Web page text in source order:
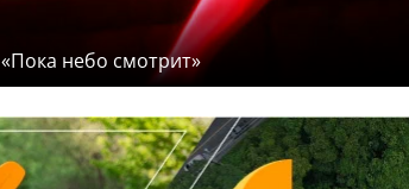
небо смотрит»